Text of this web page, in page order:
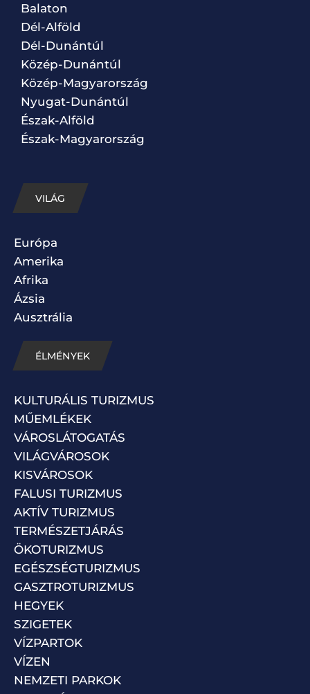
Balaton
Dél-Alföld
Dél-Dunántúl
Közép-Dunántúl
Közép-Magyarország
Nyugat-Dunántúl
Észak-Alföld
Észak-Magyarország
VILÁG
Európa
Amerika
Afrika
Ázsia
Ausztrália
ÉLMÉNYEK
KULTURÁLIS TURIZMUS
MŰEMLÉKEK
VÁROSLÁTOGATÁS
VILÁGVÁROSOK
KISVÁROSOK
FALUSI TURIZMUS
AKTÍV TURIZMUS
TERMÉSZETJÁRÁS
ÖKOTURIZMUS
EGÉSZSÉGTURIZMUS
GASZTROTURIZMUS
HEGYEK
SZIGETEK
VÍZPARTOK
VÍZEN
NEMZETI PARKOK